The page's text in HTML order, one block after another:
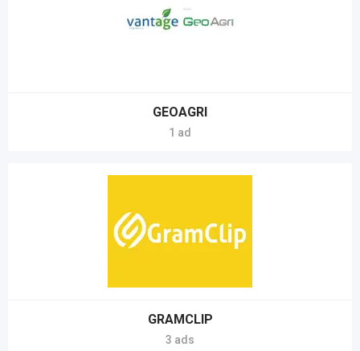
GEOAGRI
1 ad
GRAMCLIP
3 ads